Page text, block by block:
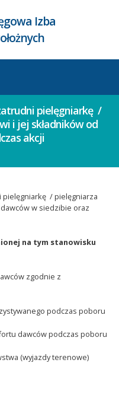
Izba
pielęgniarkę /
i jej składników od
akcji
pielęgniarkę / pielęgniarza
w siedzibie oraz
na tym stanowisku
zgodnie z
podczas poboru
dawców podczas poboru
(wyjazdy terenowe)